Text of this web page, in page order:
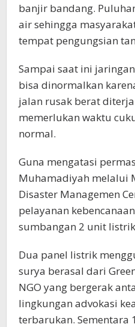
banjir bandang.
air sehingga
tempat pengungsian
Sampai saat ini
bisa dinormalkan
jalan rusak berat
memerlukan waktu
normal.
Guna mengatasi
Muhamadiyah melalui
Disaster Managemen
pelayanan
sumbangan 2 unit
Dua panel listrik
surya berasal dari
NGO yang bergerak
lingkungan advokasi
terbarukan. Sementara